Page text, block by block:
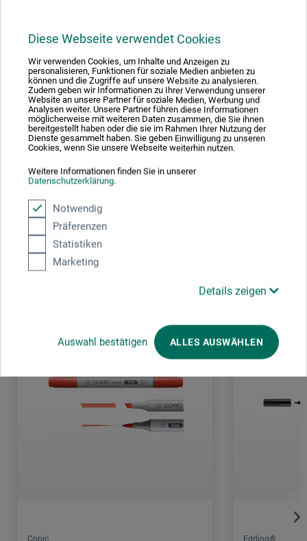
Diese Webseite verwendet Cookies
Wir verwenden Cookies, um Inhalte und Anzeigen zu
personalisieren, Funktionen für soziale Medien anbieten zu
können und die Zugriffe auf unsere Website zu analysieren.
Zudem geben wir Informationen zu Ihrer Verwendung unserer
Website an unsere Partner für soziale Medien, Werbung und
Analysen weiter. Unsere Partner führen diese Informationen
möglicherweise mit weiteren Daten zusammen, die Sie ihnen
bereitgestellt haben oder die sie im Rahmen Ihrer Nutzung der
Dienste gesammelt haben. Sie geben Einwilligung zu unseren
Cookies, wenn Sie unsere Webseite weiterhin nutzen.
Weitere Informationen finden Sie in unserer
Datenschutzerklärung.
Notwendig
Präferenzen
Statistiken
Marketing
Details zeigen
Auswahl bestätigen ALLES AUSWÄHLEN
Hier finden Sie die Kontaktdaten des Herstellers zu
Schneider Schreibgeräte GmbH
Tennenbronn
Schwarzenbach 9
78144 Schramberg
info@schneiderpen.de
Kunden kauften auch
Copic Edding®